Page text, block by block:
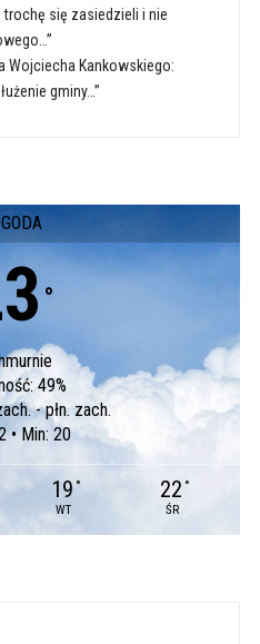
trochę się zasiedzieli i nie
Wojciecha Kankowskiego:
gminy…”
°
49%
- płn. zach.
• Min: 20
19 °
WT
22 °
ŚR